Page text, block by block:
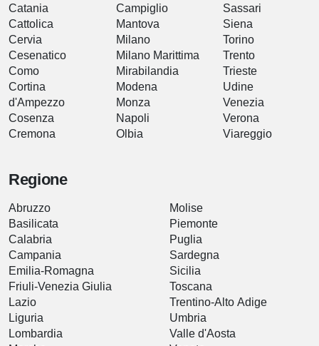
Catania
Cattolica
Cervia
Cesenatico
Como
Cortina
d'Ampezzo
Cosenza
Cremona
Campiglio
Mantova
Milano
Milano Marittima
Mirabilandia
Modena
Monza
Napoli
Olbia
Sassari
Siena
Torino
Trento
Trieste
Udine
Venezia
Verona
Viareggio
Regione
Abruzzo
Basilicata
Calabria
Campania
Emilia-Romagna
Friuli-Venezia Giulia
Lazio
Liguria
Lombardia
Molise
Piemonte
Puglia
Sardegna
Sicilia
Toscana
Trentino-Alto Adige
Umbria
Valle d'Aosta